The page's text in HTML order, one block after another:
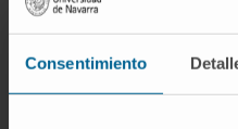
Consentimiento
A pesar de sus
quinolonas se ha
secundarios, que